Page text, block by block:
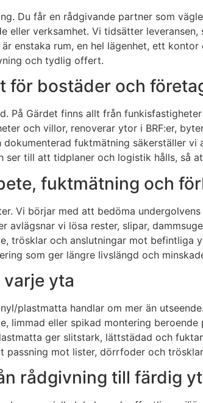
Du får en rådgivande partner som
eller verksamhet. Vi tidsätter
enstaka rum, en hel lägenhet, ett
och tydlig offert.
för bostäder och
På Gärdet finns allt från
och villor, renoverar ytor i BRF:er,
fuktmätning säkerställer
ser till att tidplaner och logistik hålls, så
fuktmätning och
Vi börjar med att bedöma
avlägsnar vi lösa rester, slipar,
trösklar och anslutningar mot
som ger längre livslängd och
yta
plastmatta handlar om mer än
limmad eller spikad montering
ger slitstark, lättstädad och
passning mot lister, dörrfoder och
rådgivning till färdig